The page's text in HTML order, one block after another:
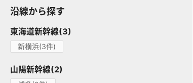
沿線から探す
東海道新幹線(3)
新横浜(3件)
山陽新幹線(2)